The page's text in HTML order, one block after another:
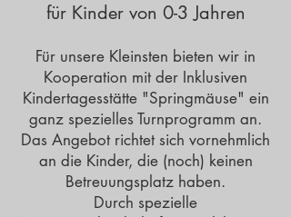
für Kinder von 0-3 Jahren
Für unsere Kleinsten bieten wir in
Kooperation mit der Inklusiven
Kindertagesstätte "Springmäuse" ein
ganz spezielles Turnprogramm an.
Das Angebot richtet sich vornehmlich
an die Kinder, die (noch) keinen
Betreuungsplatz haben.
Durch spezielle